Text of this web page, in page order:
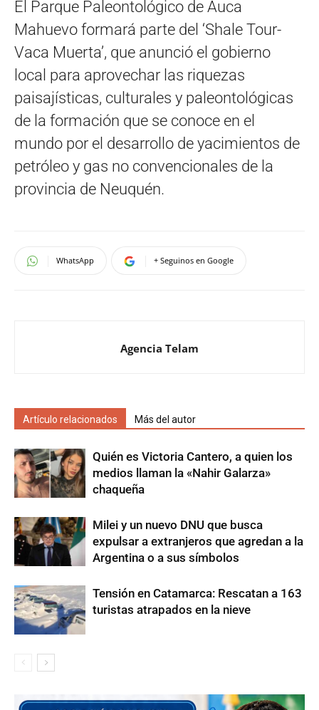
El Parque Paleontológico de Auca
Mahuevo formará parte del ‘Shale Tour-
Vaca Muerta’, que anunció el gobierno
local para aprovechar las riquezas
paisajísticas, culturales y paleontológicas
de la formación que se conoce en el
mundo por el desarrollo de yacimientos de
petróleo y gas no convencionales de la
provincia de Neuquén.
WhatsApp + Seguinos en Google
Agencia Telam
Artículo relacionados Más del autor
Quién es Victoria Cantero, a quien los
medios llaman la «Nahir Galarza»
chaqueña
Milei y un nuevo DNU que busca
expulsar a extranjeros que agredan a la
Argentina o a sus símbolos
Tensión en Catamarca: Rescatan a 163
turistas atrapados en la nieve